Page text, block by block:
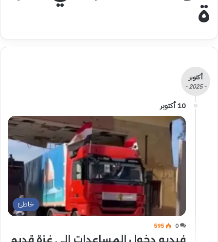
ة
أكتوبر
- 2025 -
10 أكتوبر
خاطئ
0
595